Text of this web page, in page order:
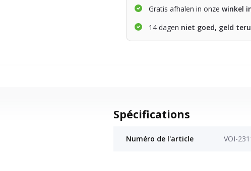
Gratis afhalen in onzewinkel
14 dagen niet goed, geld
Spécifications
Numéro de l'article VOI-